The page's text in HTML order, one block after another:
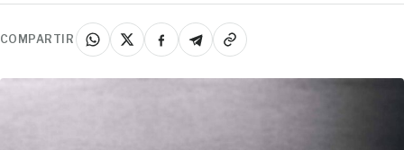
COMPARTIR